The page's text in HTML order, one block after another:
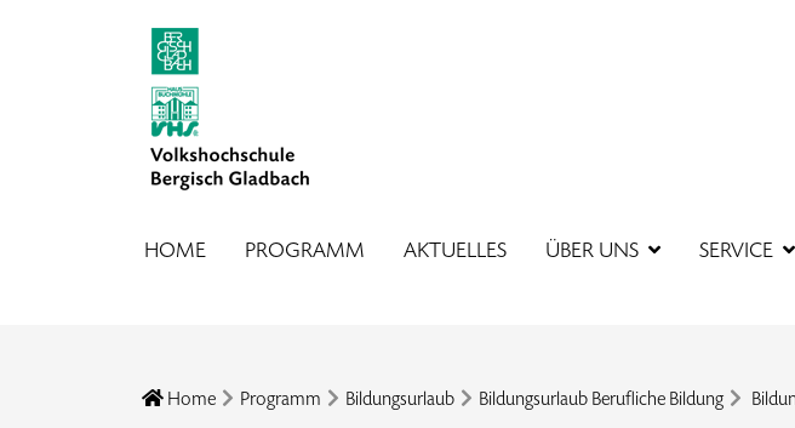
HOME PROGRAMM AKTUELLES ÜBER UNS SERVICE
Home Programm Bildungsurlaub Bildungsurlaub Berufliche Bildung